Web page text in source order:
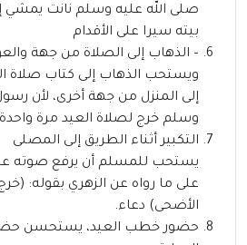
صلى الله عليه وسلم نانت يمشي
بيته سيرا على الأقدام
– الذهاب إلى الصلاة من جهة
ويستحب الذهاب إلى كتاب صلاة
إلى المنزل من جهة أخرى، لأن
وسلم خرج لصلاة العيد مرة
التكبير أثناء الطريق إلى المصلى
يستحب للمسلم أن يرفع صوته
على ما رواه عن الزهري بقوله:
الأضحى) دعاء.
حضور خطب العيد، يستحسن